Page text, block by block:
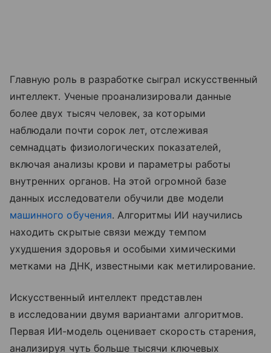
Главную роль в разработке сыграл искусственный
интеллект. Ученые проанализировали данные
более двух тысяч человек, за которыми
наблюдали почти сорок лет, отслеживая
семнадцать физиологических показателей,
включая анализы крови и параметры работы
внутренних органов. На этой огромной базе
данных исследователи обучили две модели
машинного обучения. Алгоритмы ИИ научились
находить скрытые связи между темпом
ухудшения здоровья и особыми химическими
метками на ДНК, известными как метилирование.
Искусственный интеллект представлен
в исследовании двумя вариантами алгоритмов.
Первая ИИ-модель оценивает скорость старения,
анализируя чуть больше тысячи ключевых